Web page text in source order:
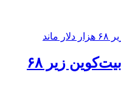
وضعیت بازار رمزارزها / بیت‌کوین زیر ۶۸